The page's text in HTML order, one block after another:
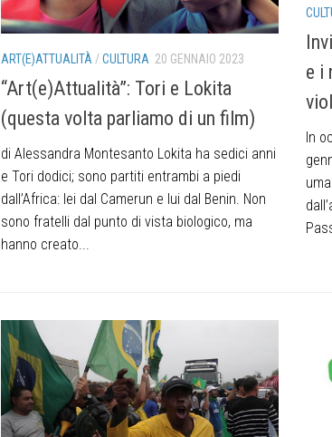
ART(E)ATTUALITÀ /CULTURA 20 GENNAIO 2023
“Art(e)Attualità”: Tori e Lokita
(questa volta parliamo di un film)
di Alessandra Montesanto Lokita ha sedici anni
e Tori dodici; sono partiti entrambi a piedi
dall’Africa: lei dal Camerun e lui dal Benin. Non
sono fratelli dal punto di vista biologico, ma
hanno creato...
e i
In